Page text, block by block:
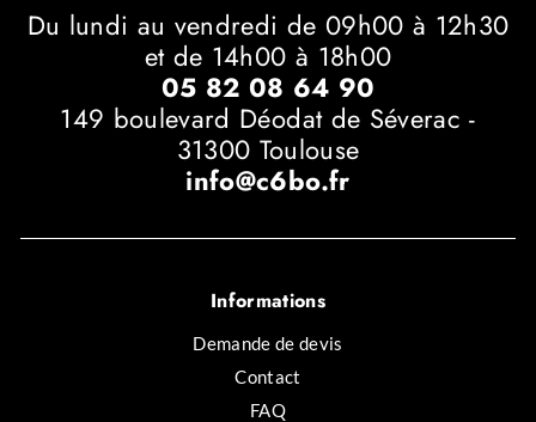
Du lundi au vendredi de 09h00 à 12h30
et de 14h00 à 18h00
05 82 08 64 90
149 boulevard Déodat de Séverac -
31300 Toulouse
info@c6bo.fr
Informations
Demande de devis
Contact
FAQ